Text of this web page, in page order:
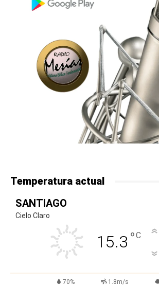
Temperatura actual
SANTIAGO
Cielo Claro
15.3 °C
70% 1.8m/s